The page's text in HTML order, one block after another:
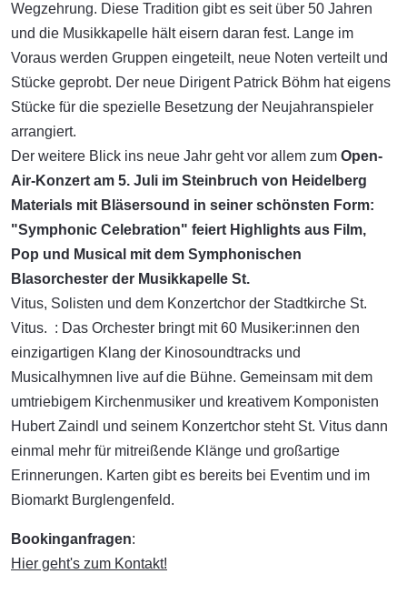
Wegzehrung. Diese Tradition gibt es seit über 50 Jahren
und die Musikkapelle hält eisern daran fest. Lange im
Voraus werden Gruppen eingeteilt, neue Noten verteilt und
Stücke geprobt. Der neue Dirigent Patrick Böhm hat eigens
Stücke für die spezielle Besetzung der Neujahranspieler
arrangiert.
Der weitere Blick ins neue Jahr geht vor allem zum Open-
Air-Konzert am 5. Juli im Steinbruch von Heidelberg
Materials mit Bläsersound in seiner schönsten Form:
"Symphonic Celebration" feiert Highlights aus Film,
Pop und Musical mit dem Symphonischen
Blasorchester der Musikkapelle St.
Vitus, Solisten und dem Konzertchor der Stadtkirche St.
Vitus. : Das Orchester bringt mit 60 Musiker:innen den
einzigartigen Klang der Kinosoundtracks und
Musicalhymnen live auf die Bühne. Gemeinsam mit dem
umtriebigem Kirchenmusiker und kreativem Komponisten
Hubert Zaindl und seinem Konzertchor steht St. Vitus dann
einmal mehr für mitreißende Klänge und großartige
Erinnerungen. Karten gibt es bereits bei Eventim und im
Biomarkt Burglengenfeld.
Bookinganfragen:
Hier geht's zum Kontakt!